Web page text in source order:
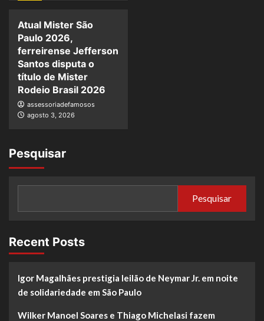
Atual Mister São
Paulo 2026,
ferreirense Jefferson
Santos disputa o
título de Mister
Rodeio Brasil 2026
assessoriadefamosos
agosto 3, 2026
Pesquisar
Pesquisar
Recent Posts
Igor Magalhães prestigia leilão de Neymar Jr. em noite
de solidariedade em São Paulo
Wilker Manoel Soares e Thiago Michelasi fazem